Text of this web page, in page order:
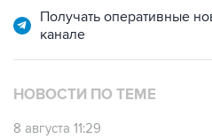
Получать оперативные
канале
НОВОСТИ ПО ТЕМЕ
8 августа 11:29